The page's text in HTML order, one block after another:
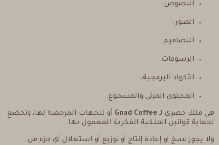
النصوص.
الصور.
التصاميم.
الرسومات.
الأكواد البرمجية.
المحتوى المرئي والمسموع.
هي ملك حصري لـ Gnad Coffee أو للجهات المرخصة لها، وتخضع
لحماية قوانين الملكية الفكرية المعمول بها.
ولا يجوز نسخ أو إعادة إنتاج أو توزيع أو استغلال أي جزء من